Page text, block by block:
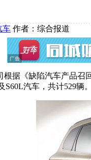
车 作者：综合报道
据《缺陷汽车产品召
S60L汽车，共计529辆。